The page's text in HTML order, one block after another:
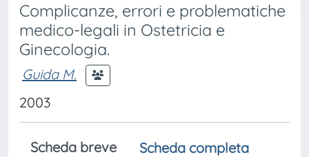
Complicanze, errori e problematiche
medico-legali in Ostetricia e
Ginecologia.
Guida M.
2003
Scheda breve
Scheda completa